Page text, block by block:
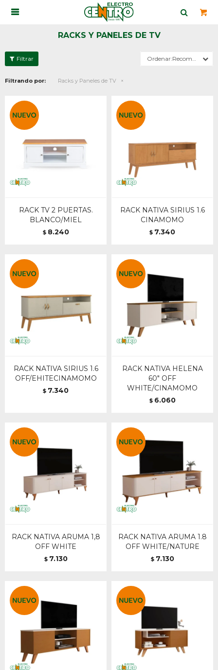

RACKS Y PANELES DE TV
Recomendados
Filtrando por: Racks y Paneles de TV
RACK TV 2 PUERTAS.
BLANCO/MIEL
$ 8.240
RACK NATIVA SIRIUS 1.6
CINAMOMO
$ 7.340
RACK NATIVA SIRIUS 1.6
OFF/EHITECINAMOMO
$ 7.340
RACK NATIVA HELENA
60" OFF
WHITE/CINAMOMO
$ 6.060
RACK NATIVA ARUMA 1,8
OFF WHITE
$ 7.130
RACK NATIVA ARUMA 1.8
OFF WHITE/NATURE
$ 7.130